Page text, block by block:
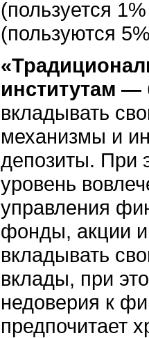
(пользуется
(пользуются
институтам —
вкладывать
механизмы и
депозиты. При
уровень
управления
фонды, акции и
вкладывать
вклады, при
недоверия к
предпочитает